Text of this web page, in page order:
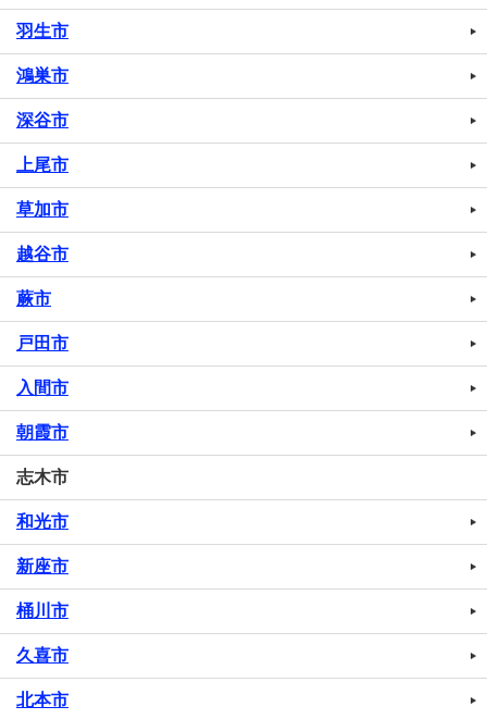
羽生市
鴻巣市
深谷市
上尾市
草加市
越谷市
蕨市
戸田市
入間市
朝霞市
志木市
和光市
新座市
桶川市
久喜市
北本市